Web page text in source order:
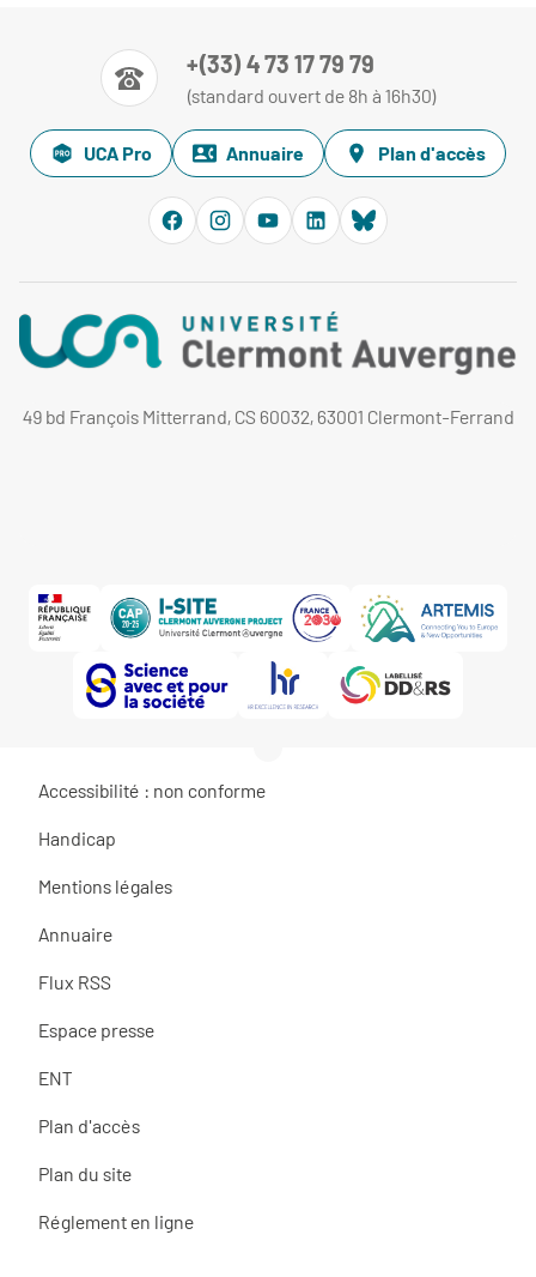
+(33) 4 73 17 79 79
(standard ouvert de 8h à 16h30)
UCA Pro Annuaire Plan d'accès
49 bd François Mitterrand, CS 60032, 63001 Clermont-Ferrand
Accessibilité : non conforme
Handicap
Mentions légales
Annuaire
Flux RSS
Espace presse
ENT
Plan d'accès
Plan du site
Réglement en ligne